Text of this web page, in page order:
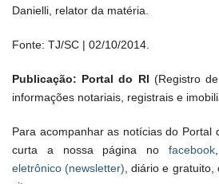
Danielli, relator da matéria.
Fonte: TJ/SC | 02/10/2014.
Publicação: Portal do RI (Registro
informações notariais, registrais e
Para acompanhar as notícias do Portal
curta a nossa página no facebook
eletrônico (newsletter) , diário e gratuito,